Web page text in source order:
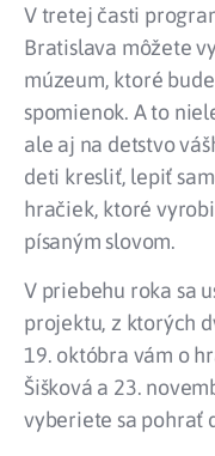
V tretej časti
Bratislava môžete
múzeum, ktoré
spomienok. A to
ale aj na detstvo
deti kresliť, lepiť
hračiek, ktoré
písaným slovom.
V priebehu roka sa
projektu, z ktorých
19. októbra vám o
Šišková a 23.
vyberiete sa pohrať